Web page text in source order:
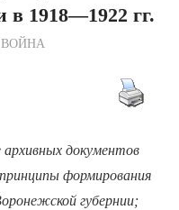
в 1918—1922 гг.
документов
формирования
губернии;